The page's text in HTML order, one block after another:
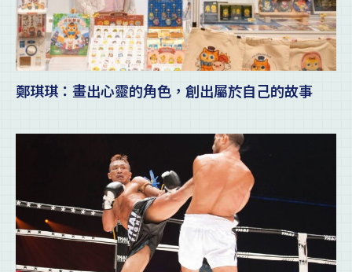
鄭琪琪：畫出心靈的角色，創出屬於自己的故事